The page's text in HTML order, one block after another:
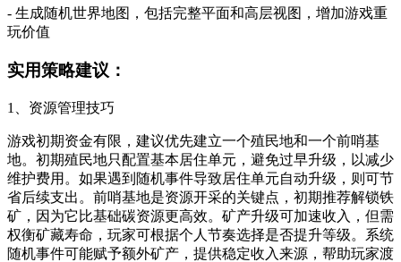
- 生成随机世界地图，包括完整平面和高层视图，增加游戏重
玩价值
实用策略建议：
1、资源管理技巧
游戏初期资金有限，建议优先建立一个殖民地和一个前哨基
地。初期殖民地只配置基本居住单元，避免过早升级，以减少
维护费用。如果遇到随机事件导致居住单元自动升级，则可节
省后续支出。前哨基地是资源开采的关键点，初期推荐解锁铁
矿，因为它比基础碳资源更高效。矿产升级可加速收入，但需
权衡矿藏寿命，玩家可根据个人节奏选择是否提升等级。系统
随机事件可能赋予额外矿产，提供稳定收入来源，帮助玩家渡